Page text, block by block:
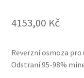
4153,00 Kč
Reverzní osmoza pro
Odstraní 95-98%